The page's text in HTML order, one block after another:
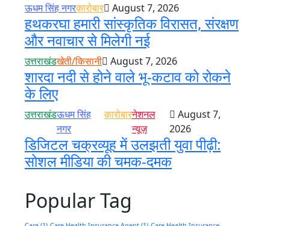
ऊधम सिंह नगरकारोबार August 7, 2026
हथकरघा हमारी सांस्कृतिक विरासत, संरक्षण
और नवाचार से मिलेगी नई
उत्तराखंडखेती/किसानी August 7, 2026
शारदा नदी से होने वाले भू-कटाव को रोकने
के लिए
उत्तराखंडऊधम सिंह
नगर
कारोबारनेशनल
न्यूज़
August 7,
2026
डिजिटल चक्रव्यूह में उलझती युवा पीढ़ी:
सोशल मीडिया की चमक-दमक
Popular Tag